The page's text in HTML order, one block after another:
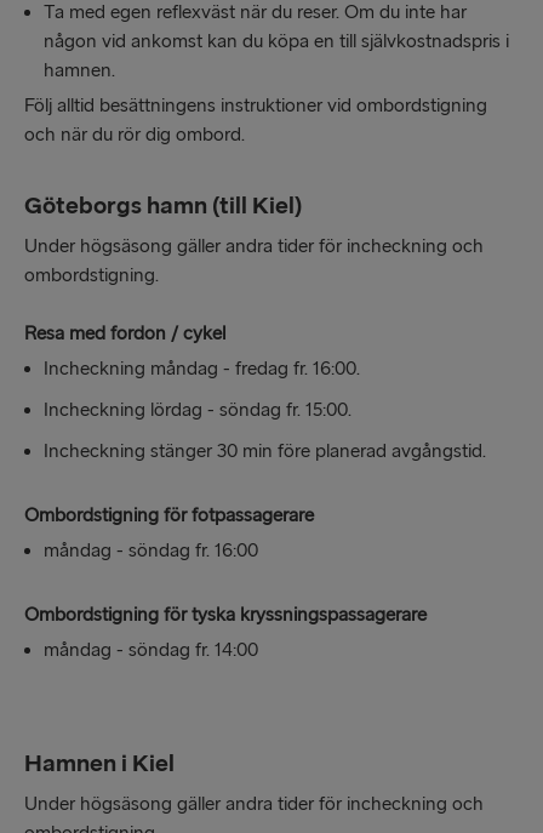
Ta med egen reflexväst när du reser. Om du inte har
någon vid ankomst kan du köpa en till självkostnadspris i
hamnen.
Följ alltid besättningens instruktioner vid ombordstigning
och när du rör dig ombord.
Göteborgs hamn (till Kiel)
Under högsäsong gäller andra tider för incheckning och
ombordstigning.
Resa med fordon / cykel
Incheckning måndag - fredag fr. 16:00.
Incheckning lördag - söndag fr. 15:00.
Incheckning stänger 30 min före planerad avgångstid.
Ombordstigning för fotpassagerare
måndag - söndag fr. 16:00
Ombordstigning för tyska kryssningspassagerare
måndag - söndag fr. 14:00
Hamnen i Kiel
Under högsäsong gäller andra tider för incheckning och